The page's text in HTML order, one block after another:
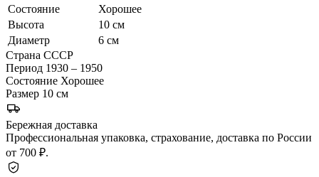
Состояние
Хорошее
Высота
10 см
Диаметр
6 см
Страна СССР
Период 1930 – 1950
Состояние Хорошее
Размер 10 см
Бережная доставка
Профессиональная упаковка, страхование, доставка по России
от 700 ₽.